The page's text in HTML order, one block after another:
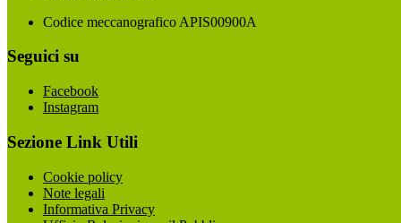
Codice meccanografico APIS00900A
Seguici su
Facebook
Instagram
Sezione Link Utili
Cookie policy
Note legali
Informativa Privacy